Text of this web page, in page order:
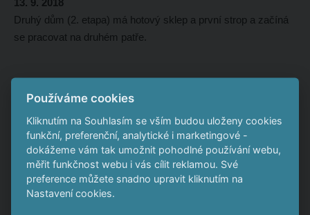
Druhý dům (2. etapa) má hotový sklep a první strop a začíná
se pracovat na druhém patře.
Výstavba dvojdomků ve Vysokém Újezdě
12. 9. 2018
První dům (1. etapa) je připraven na pokládku dlažeb a podlah
do pokojů. Koupelna je téměř hotová. Elektroinstalace
dokončená, kotle a centrální vysavače zapojené. Parapety
Používáme cookies
Kliknutím na Souhlasím se vším budou uloženy cookies
funkční, preferenční, analytické i marketingové -
dokážeme vám tak umožnit pohodlné používání webu,
měřit funkčnost webu i vás cílit reklamou. Své
preference můžete snadno upravit kliknutím na
Nastavení cookies.